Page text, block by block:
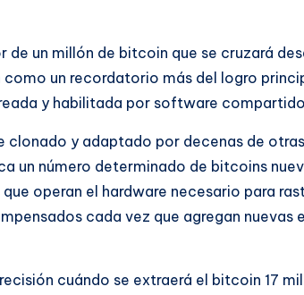
de un millón de bitcoin que se cruzará
un recordatorio más del logro
y habilitada por software
clonado y adaptado por decenas de otras
un número determinado de bitcoins
operan el hardware necesario para
​​cada vez que agregan nuevas
cuándo se extraerá el bitcoin 17